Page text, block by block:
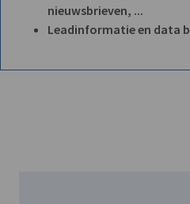
nieuwsbrieven, ...
Leadinformatie en data